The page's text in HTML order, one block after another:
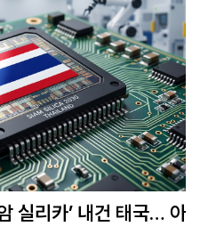
실리카’ 내건 태국… 아